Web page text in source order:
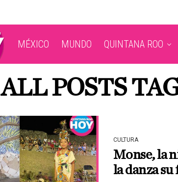
MÉXICO MUNDO QUINTANA ROO
ALL POSTS
CULTURA
Monse, la
la danza